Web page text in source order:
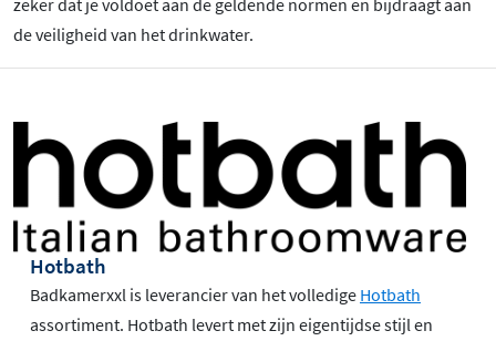
de veiligheid van het drinkwater.
Hotbath
Badkamerxxl is leverancier van het volledige Hotbath
assortiment. Hotbath levert met zijn eigentijdse stijl en